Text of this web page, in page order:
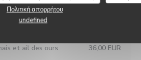
Πολιτική απορρήτου
undefined
réduit
et ail des ours 36,00 EUR